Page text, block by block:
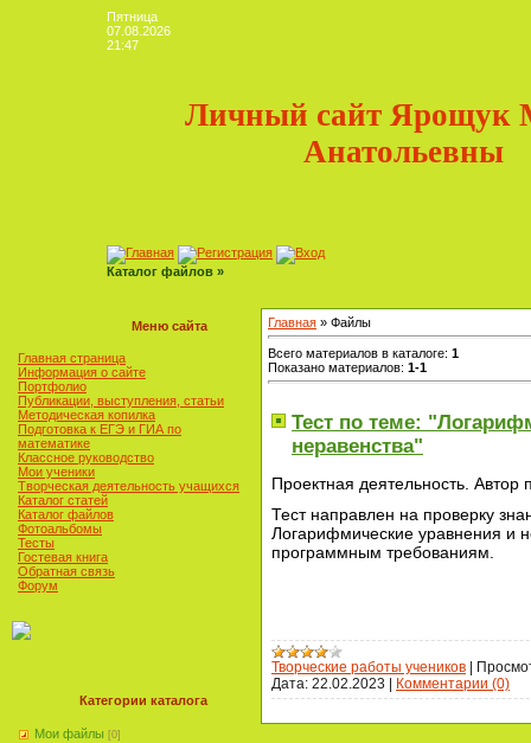
Пятница
07.08.2026
21:47
Личный сайт Ярощук
Анатольевны
Каталог файлов »
Меню сайта
Главная страница
Информация о сайте
Портфолио
Публикации, выступления, статьи
Методическая копилка
Подготовка к ЕГЭ и ГИА по
математике
Классное руководство
Мои ученики
Творческая деятельность учащихся
Каталог статей
Каталог файлов
Фотоальбомы
Тесты
Гостевая книга
Обратная связь
Форум
Категории каталога
Мои файлы [0]
Главная » Файлы
Всего материалов в каталоге: 1
Показано материалов: 1-1
Тест по теме:
неравенства"
Проектная деятельность.
Тест направлен на проверку
Логарифмические уравнения и
программным требованиям.
Творческие работы учеников
Дата: 22.02.2023 Комментарии (0)